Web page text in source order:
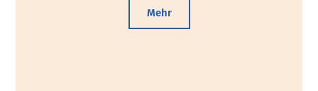
Mehr